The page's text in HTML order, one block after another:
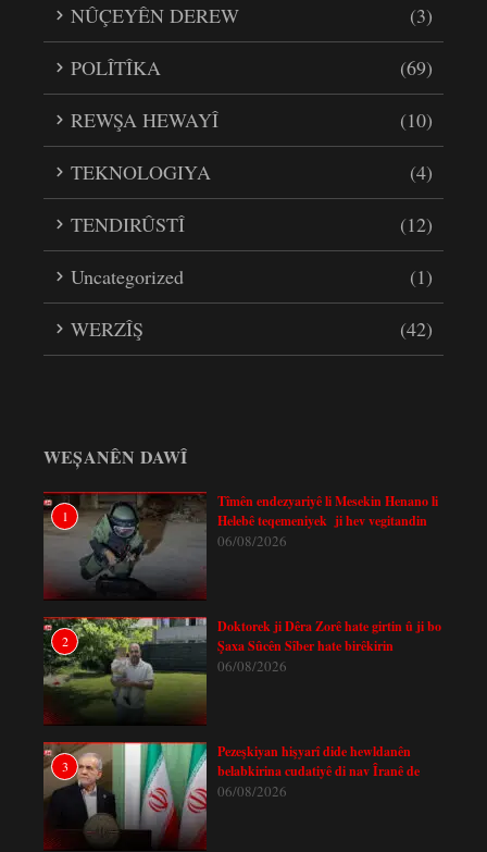
NÛÇEYÊN DEREW
(3)
POLÎTÎKA
(69)
REWŞA HEWAYÎ
(10)
TEKNOLOGIYA
(4)
TENDIRÛSTÎ
(12)
Uncategorized
(1)
WERZÎŞ
(42)
WEȘANÊN DAWÎ
1
Tîmên endezyariyê li Mesekin Henano li
Helebê teqemeniyek ji hev vegitandin
06/08/2026
2
Doktorek ji Dêra Zorê hate girtin û ji bo
Şaxa Sûcên Sîber hate birêkirin
06/08/2026
3
Pezeşkiyan hişyarî dide hewldanên
belabkirina cudatiyê di nav Îranê de
06/08/2026